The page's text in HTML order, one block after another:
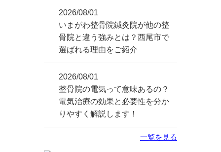
2026/08/01
いまがわ整骨院鍼灸院が他の整
骨院と違う強みとは？西尾市で
選ばれる理由をご紹介
2026/08/01
整骨院の電気って意味あるの？
電気治療の効果と必要性を分か
りやすく解説します！
一覧を見る